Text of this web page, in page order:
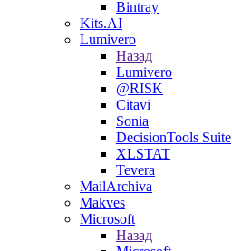
Bintray
Kits.AI
Lumivero
Назад
Lumivero
@RISK
Citavi
Sonia
DecisionTools Suite
XLSTAT
Tevera
MailArchiva
Makves
Microsoft
Назад